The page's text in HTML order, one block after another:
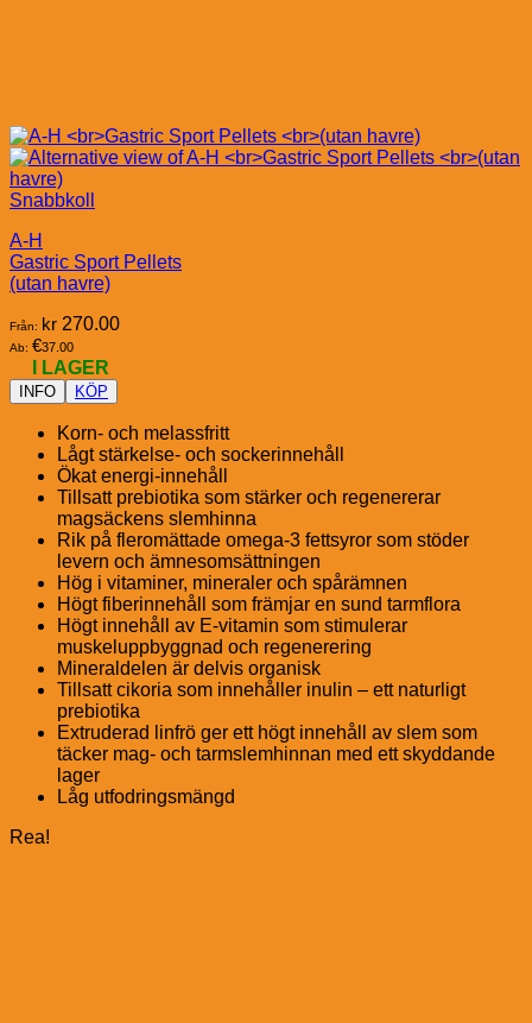
Snabbkoll
A-H
Gastric Sport Pellets
(utan havre)
Från: kr 270.00
Ab: €37.00
I LAGER
INFO KÖP
Korn- och melassfritt
Lågt stärkelse- och sockerinnehåll
Ökat energi-innehåll
Tillsatt prebiotika som stärker och regenererar
magsäckens slemhinna
Rik på fleromättade omega-3 fettsyror som stöder
levern och ämnesomsättningen
Hög i vitaminer, mineraler och spårämnen
Högt fiberinnehåll som främjar en sund tarmflora
Högt innehåll av E-vitamin som stimulerar
muskeluppbyggnad och regenerering
Mineraldelen är delvis organisk
Tillsatt cikoria som innehåller inulin – ett naturligt
prebiotika
Extruderad linfrö ger ett högt innehåll av slem som
täcker mag- och tarmslemhinnan med ett skyddande
lager
Låg utfodringsmängd
Rea!